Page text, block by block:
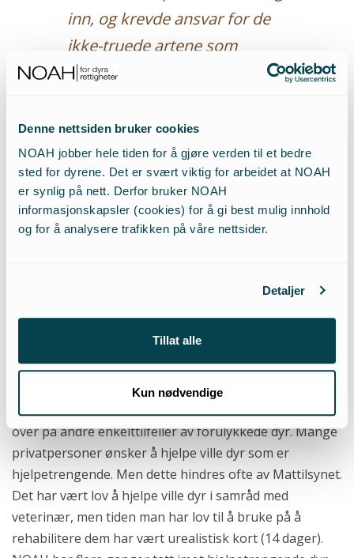
Denne nettsiden bruker cookies
NOAH jobber hele tiden for å gjøre verden til et bedre
sted for dyrene. Det er svært viktig for arbeidet at NOAH
er synlig på nett. Derfor bruker NOAH
informasjonskapsler (cookies) for å gi best mulig innhold
og for å analysere trafikken på våre nettsider.
Detaljer
Tillat alle
Kun nødvendige
inn, og krevde ansvar for de
ikke-truede artene som
dermed ble tatt ut av dette
I praksis betyr en slik holdning at norske veterinærer
forbys å delta i den faglige utviklingen innenfor
viltmedisin som skjer i land over hele verden. Og norske
ville dyr gis et dårligere vern enn dyr i mange andre
land. NOAH kjemper kontinuerlig for at alle ville dyr
Seier: Hjelp av enkeltdyr
anerkjennes
Den stivbente holdningen fra norsk forvaltning om at
det beste for ville dyr alltid er avliving, smitter også
over på andre enkelttilfeller av forulykkede dyr. Mange
privatpersoner ønsker å hjelpe ville dyr som er
hjelpetrengende. Men dette hindres ofte av Mattilsynet.
Det har vært lov å hjelpe ville dyr i samråd med
veterinær, men tiden man har lov til å bruke på å
rehabilitere dem har vært urealistisk kort (14 dager).